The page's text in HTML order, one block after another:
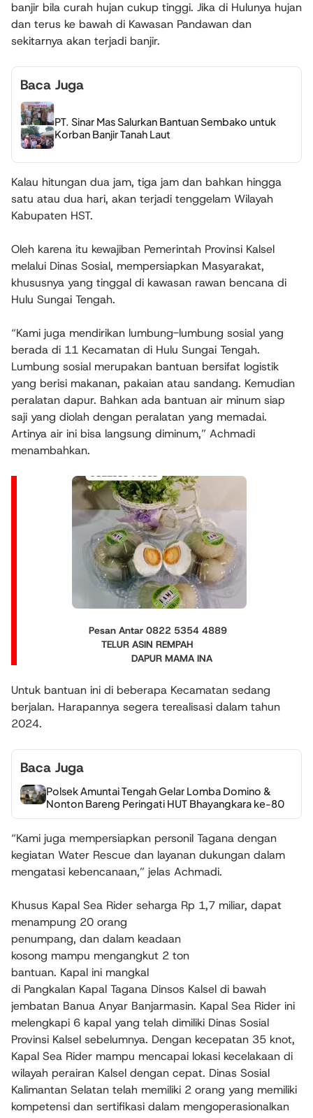
banjir bila curah hujan cukup tinggi. Jika di Hulunya hujan
dan terus ke bawah di Kawasan Pandawan dan
sekitarnya akan terjadi banjir.
Baca Juga
PT. Sinar Mas Salurkan Bantuan Sembako untuk
Korban Banjir Tanah Laut
Kalau hitungan dua jam, tiga jam dan bahkan hingga
satu atau dua hari, akan terjadi tenggelam Wilayah
Kabupaten HST.
Oleh karena itu kewajiban Pemerintah Provinsi Kalsel
melalui Dinas Sosial, mempersiapkan Masyarakat,
khususnya yang tinggal di kawasan rawan bencana di
Hulu Sungai Tengah.
“Kami juga mendirikan lumbung-lumbung sosial yang
berada di 11 Kecamatan di Hulu Sungai Tengah.
Lumbung sosial merupakan bantuan bersifat logistik
yang berisi makanan, pakaian atau sandang. Kemudian
peralatan dapur. Bahkan ada bantuan air minum siap
saji yang diolah dengan peralatan yang memadai.
Artinya air ini bisa langsung diminum,” Achmadi
menambahkan.
Pesan Antar 0822 5354 4889
TELUR ASIN REMPAH
DAPUR MAMA INA
Untuk bantuan ini di beberapa Kecamatan sedang
berjalan. Harapannya segera terealisasi dalam tahun
2024.
Baca Juga
Polsek Amuntai Tengah Gelar Lomba Domino &
Nonton Bareng Peringati HUT Bhayangkara ke-80
“Kami juga mempersiapkan personil Tagana dengan
kegiatan Water Rescue dan layanan dukungan dalam
mengatasi kebencanaan,” jelas Achmadi.
Khusus Kapal Sea Rider seharga Rp 1,7 miliar, dapat
menampung 20 orang
penumpang, dan dalam keadaan
kosong mampu mengangkut 2 ton
bantuan. Kapal ini mangkal
di Pangkalan Kapal Tagana Dinsos Kalsel di bawah
jembatan Banua Anyar Banjarmasin. Kapal Sea Rider ini
melengkapi 6 kapal yang telah dimiliki Dinas Sosial
Provinsi Kalsel sebelumnya. Dengan kecepatan 35 knot,
Kapal Sea Rider mampu mencapai lokasi kecelakaan di
wilayah perairan Kalsel dengan cepat. Dinas Sosial
Kalimantan Selatan telah memiliki 2 orang yang memiliki
kompetensi dan sertifikasi dalam mengoperasionalkan